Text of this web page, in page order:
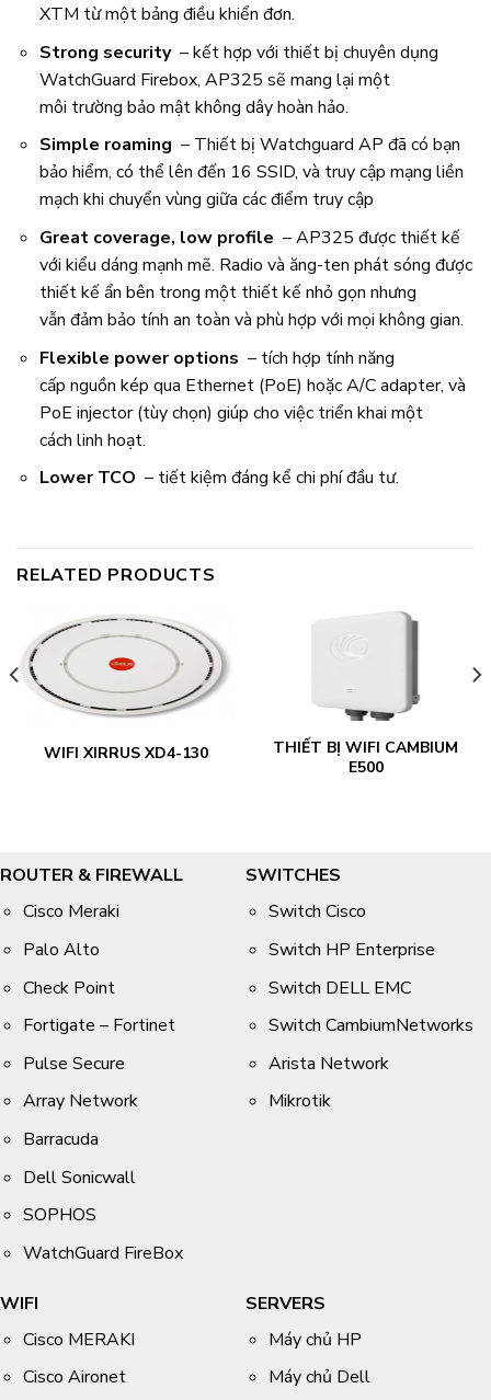
XTM từ một bảng điều khiển đơn.
Strong security– kết hợp với thiết bị chuyên dụng
WatchGuard Firebox, AP325 sẽ mang lại một
môi trường bảo mật không dây hoàn hảo.
Simple roaming – Thiết bị Watchguard AP đã có bạn
bảo hiểm, có thể lên đến 16 SSID, và truy cập mạng liền
mạch khi chuyển vùng giữa các điểm truy cập
Great coverage, low profile – AP325 được thiết kế
với kiểu dáng mạnh mẽ. Radio và ăng-ten phát sóng được
thiết kế ẩn bên trong một thiết kế nhỏ gọn nhưng
vẫn đảm bảo tính an toàn và phù hợp với mọi không gian.
Flexible power options – tích hợp tính năng
cấp nguồn kép qua Ethernet (PoE) hoặc A/C adapter, và
PoE injector (tùy chọn) giúp cho việc triển khai một
cách linh hoạt.
Lower TCO – tiết kiệm đáng kể chi phí đầu tư.
RELATED PRODUCTS
WIFI XIRRUS XD4-130
THIẾT BỊ WIFI CAMBIUM
E500
ROUTER & FIREWALL
Cisco Meraki
Palo Alto
Check Point
Fortigate – Fortinet
Pulse Secure
Array Network
Barracuda
Dell Sonicwall
SOPHOS
WatchGuard FireBox
SWITCHES
Switch Cisco
Switch HP Enterprise
Switch DELL EMC
Switch CambiumNetworks
Arista Network
Mikrotik
WIFI
Cisco MERAKI
Cisco Aironet
SERVERS
Máy chủ HP
Máy chủ Dell